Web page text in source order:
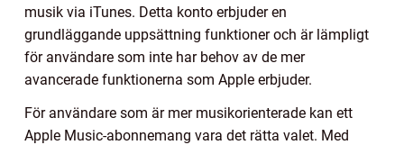
musik via iTunes. Detta konto erbjuder en
grundläggande uppsättning funktioner och är lämpligt
för användare som inte har behov av de mer
avancerade funktionerna som Apple erbjuder.
För användare som är mer musikorienterade kan ett
Apple Music-abonnemang vara det rätta valet. Med